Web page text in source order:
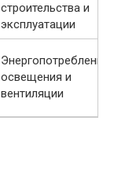
строительства и
эксплуатации
Энергопотребление
освещения и
вентиляции